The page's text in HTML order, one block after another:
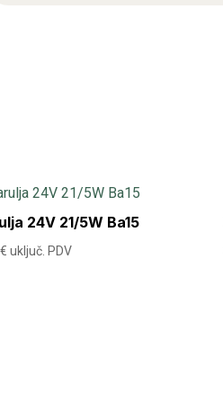
24V 21/5W Ba15
€ uključ. PDV